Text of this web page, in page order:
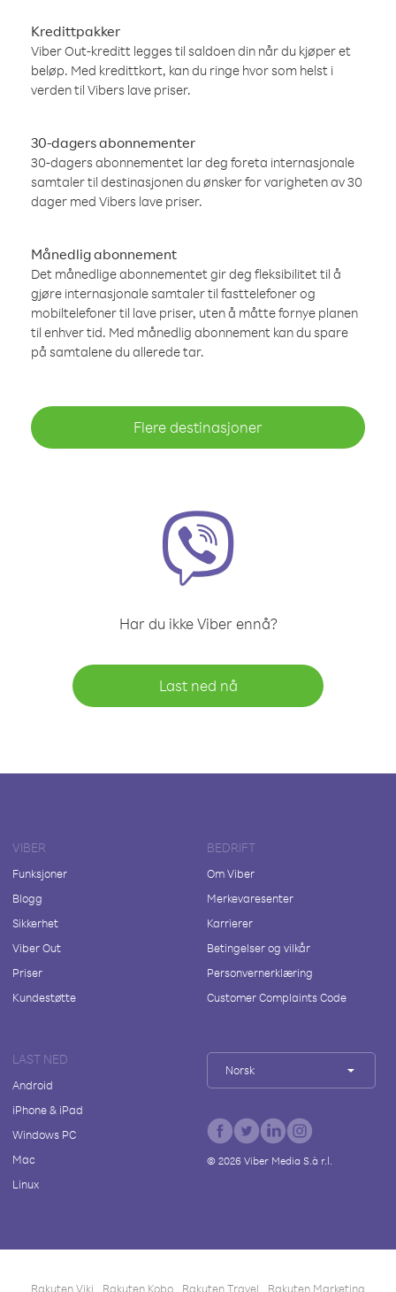
Kredittpakker
Viber Out-kreditt legges til saldoen din når du kjøper et
beløp. Med kredittkort, kan du ringe hvor som helst i
verden til Vibers lave priser.
30-dagers abonnementer
30-dagers abonnementet lar deg foreta internasjonale
samtaler til destinasjonen du ønsker for varigheten av 30
dager med Vibers lave priser.
Månedlig abonnement
Det månedlige abonnementet gir deg fleksibilitet til å
gjøre internasjonale samtaler til fasttelefoner og
mobiltelefoner til lave priser, uten å måtte fornye planen
til enhver tid. Med månedlig abonnement kan du spare
på samtalene du allerede tar.
Flere destinasjoner
Har du ikke Viber ennå?
Last ned nå
VIBER
Funksjoner
Blogg
Sikkerhet
Viber Out
Priser
Kundestøtte
BEDRIFT
Om Viber
Merkevaresenter
Karrierer
Betingelser og vilkår
Personvernerklæring
Customer Complaints Code
LAST NED
Android
iPhone & iPad
Windows PC
Mac
Linux
Norsk
© 2026Viber Media S.à r.l.
Rakuten Viki Rakuten Kobo Rakuten Travel Rakuten Marketing